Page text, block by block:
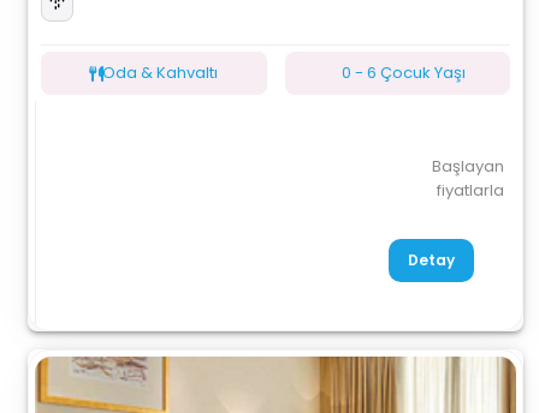
Oda & Kahvaltı 0 - 6 Çocuk Yaşı
Başlayan
fiyatlarla
Detay